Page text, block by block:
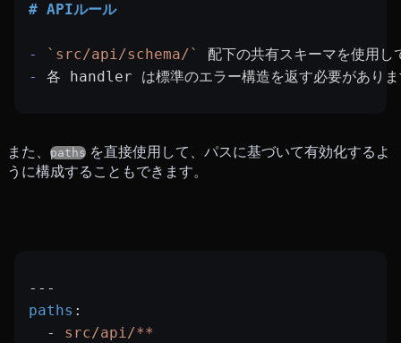
# APIルール
- `src/api/schema/`
配下の共有スキーマを使用し
-
各 handler は標準のエラー構造を返す必要がありま
また、 paths を直接使用して、パスに基づいて有効化するよ
うに構成することもできます。
---
paths :
  -
src/api/**